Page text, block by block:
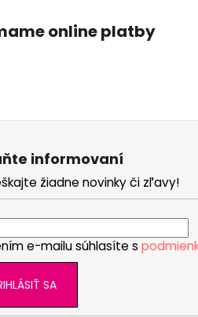
online platby
informovaní
žiadne novinky či zľavy!
e-mailu súhlasíte s
SA